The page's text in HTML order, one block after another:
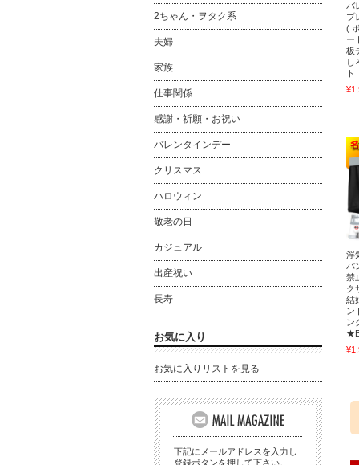
バ
プ
(
ー
板
し
浮
パ
禁
ク
結
ン
ン
2ちゃん・ヲタク系
夫婦
家族
仕事関係
感謝・祈願・お祝い
バレンタインデー
クリスマス
ハロウィン
敬老の日
カジュアル
出産祝い
長寿
お気に入り
お気に入りリストを見る
下記にメールアドレスを入力し
登録ボタンを押して下さい。